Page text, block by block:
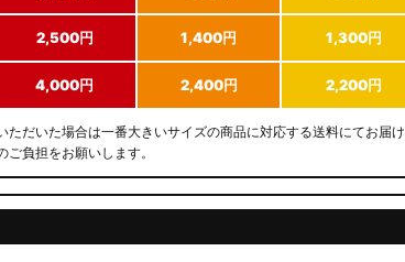
2,500円 1,400円 1,300円
4,000円 2,400円 2,200円
ただいた場合は一番大きいサイズの商品に対応する送料にてお届け
ご負担をお願いします。